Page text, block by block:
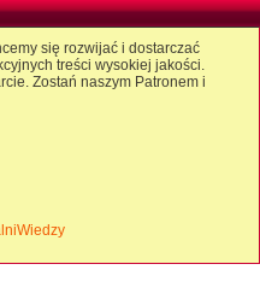
się rozwijać i dostarczać
treści wysokiej jakości.
Zostań naszym Patronem i